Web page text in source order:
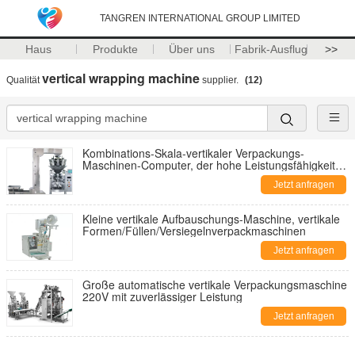
TANGREN INTERNATIONAL GROUP LIMITED
Haus Produkte Über uns Fabrik-Ausflug >>
Qualitätvertical wrapping machine supplier. (12)
Kombinations-Skala-vertikaler Verpackungs-
Maschinen-Computer, der hohe Leistungsfähigkeit
Jetzt anfragen
Kleine vertikale Aufbauschungs-Maschine, vertikale
Formen/Füllen/Versiegelnverpackmaschinen
Jetzt anfragen
Große automatische vertikale Verpackungsmaschine
220V mit zuverlässiger Leistung
Jetzt anfragen